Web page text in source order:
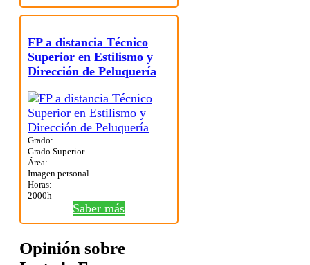
FP a distancia Técnico
Superior en Estilismo y
Dirección de Peluquería
Grado:
Grado Superior
Área:
Imagen personal
Horas:
2000h
Saber más
Opinión sobre